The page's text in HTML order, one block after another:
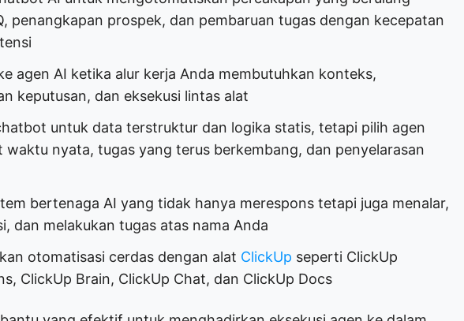
penangkapan prospek, dan pembaruan tugas dengan kecepatan
agen AI ketika alur kerja Anda membutuhkan konteks,
keputusan, dan eksekusi lintas alat
untuk data terstruktur dan logika statis, tetapi pilih agen
waktu nyata, tugas yang terus berkembang, dan penyelarasan
bertenaga AI yang tidak hanya merespons tetapi juga menalar,
dan melakukan tugas atas nama Anda
otomatisasi cerdas dengan alat ClickUp seperti ClickUp
ClickUp Brain, ClickUp Chat, dan ClickUp Docs